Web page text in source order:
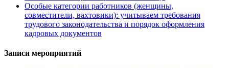
Особые категории работников (женщины,
совместители, вахтовики): учитываем требования
трудового законодательства и порядок оформления
кадровых документов
Записи мероприятий